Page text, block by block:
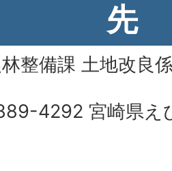
先
整備課 土地改良
4292 宮崎県え